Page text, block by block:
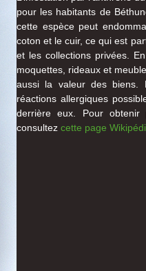
pour les habitants de
cette espèce peut
coton et le cuir, ce qui est
et les collections privées.
moquettes, rideaux et
aussi la valeur des biens.
réactions allergiques
derrière eux. Pour obtenir
consultez cette page